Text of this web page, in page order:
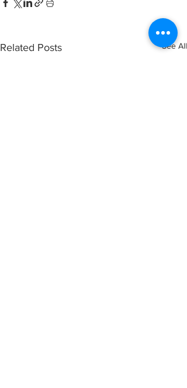
Related Posts See All